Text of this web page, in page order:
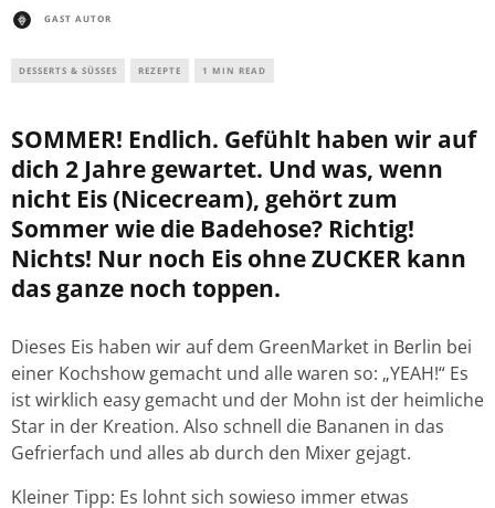
GAST AUTOR
DESSERTS & SÜSSES REZEPTE 1 MIN READ
SOMMER! Endlich. Gefühlt haben wir auf
dich 2 Jahre gewartet. Und was, wenn
nicht Eis (Nicecream), gehört zum
Sommer wie die Badehose? Richtig!
Nichts! Nur noch Eis ohne ZUCKER kann
das ganze noch toppen.
Dieses Eis haben wir auf dem GreenMarket in Berlin bei
einer Kochshow gemacht und alle waren so: „YEAH!“ Es
ist wirklich easy gemacht und der Mohn ist der heimliche
Star in der Kreation. Also schnell die Bananen in das
Gefrierfach und alles ab durch den Mixer gejagt.
Kleiner Tipp: Es lohnt sich sowieso immer etwas